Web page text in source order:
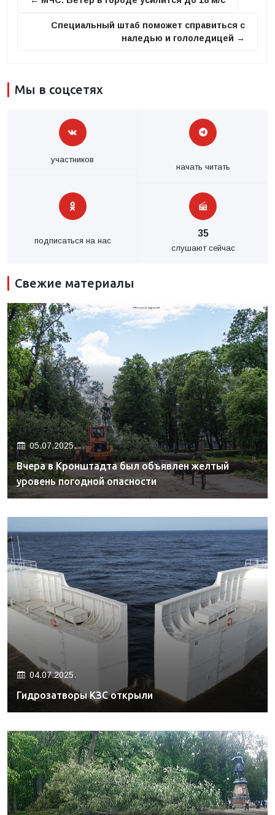
Специальный штаб поможет справиться с
наледью и гололедицей →
Мы в соцсетях
участников
начать читать
подписаться на нас
35
слушают сейчас
Свежие материалы
05.07.2025.
Вчера в Кронштадта был объявлен желтый
уровень погодной опасности
04.07.2025.
Гидрозатворы КЗС открыли